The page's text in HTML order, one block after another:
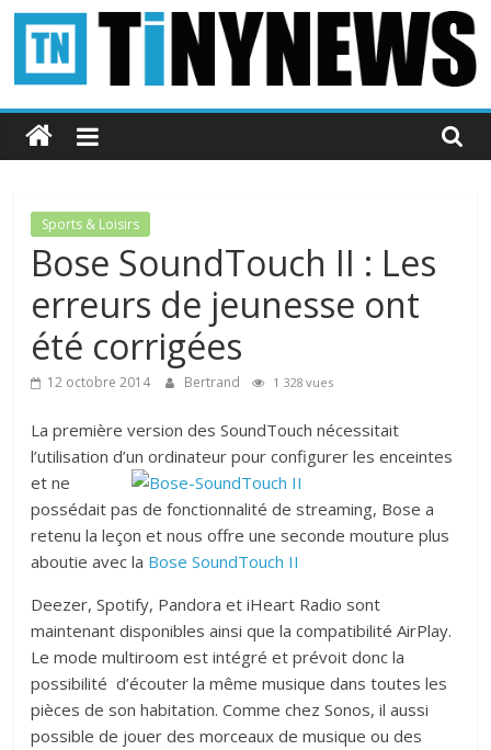
Passer
contenu
Tinynews
Le
belge
connecté
Sports & Loisirs
Bose SoundTouch II : Les
erreurs de jeunesse ont
été corrigées
12 octobre 2014 Bertrand 1 328 vues
La première version des SoundTouch nécessitait
l’utilisation d’un ordinateur pour configurer les enceintes
et ne
possédait pas de fonctionnalité de streaming, Bose a
retenu la leçon et nous offre une seconde mouture plus
aboutie avec la Bose SoundTouch II
Deezer, Spotify, Pandora et iHeart Radio sont
maintenant disponibles ainsi que la compatibilité AirPlay.
Le mode multiroom est intégré et prévoit donc la
possibilité d’écouter la même musique dans toutes les
pièces de son habitation. Comme chez Sonos, il aussi
possible de jouer des morceaux de musique ou des